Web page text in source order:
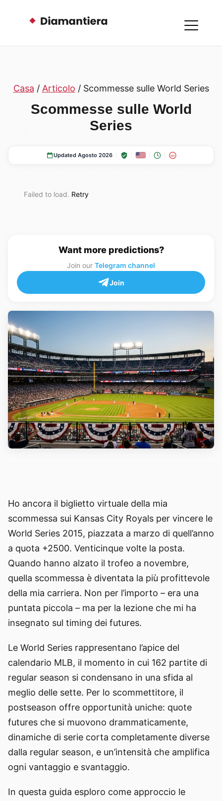
Casa / Articolo / Scommesse sulle World Series
Scommesse sulle World
Series
Updated Agosto 2026 18+
Failed to load. Retry
Want more predictions?
Join our Telegram channel
Join
Ho ancora il biglietto virtuale della mia
scommessa sui Kansas City Royals per vincere le
World Series 2015, piazzata a marzo di quell’anno
a quota +2500. Venticinque volte la posta.
Quando hanno alzato il trofeo a novembre,
quella scommessa è diventata la più profittevole
della mia carriera. Non per l’importo – era una
puntata piccola – ma per la lezione che mi ha
insegnato sul timing dei futures.
Le World Series rappresentano l’apice del
calendario MLB, il momento in cui 162 partite di
regular season si condensano in una sfida al
meglio delle sette. Per lo scommettitore, il
postseason offre opportunità uniche: quote
futures che si muovono drammaticamente,
dinamiche di serie corta completamente diverse
dalla regular season, e un’intensità che amplifica
ogni vantaggio e svantaggio.
In questa guida esploro come approccio le